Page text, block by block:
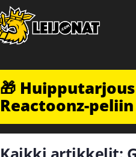
🎁
Reactoonz-